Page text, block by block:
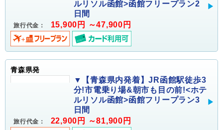
ルリソル函館>函館フリープラン2
日間
旅行代金： 15,900円 ～47,900円
青森県発
▼【青森県内発着】JR函館駅徒歩3
分!市電乗り場&朝市も目の前!<ホテ
ルリソル函館>函館フリープラン3
日間
旅行代金： 22,900円 ～81,900円